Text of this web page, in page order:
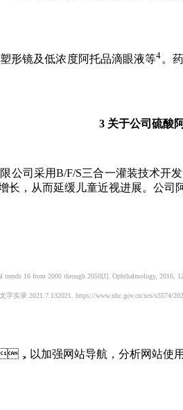
塑形镜及低浓度阿托品滴眼液等4。
3 关于公司硫酸
司采用B/F/S三合一灌装技术开发
增长，从而延缓儿童近视进展
16 from 2000 through 2050[J]. Ophthalmology, 2016,
.2021.7.132021. https://www.nhc.gov.cn/xcs/s3574/
以加强网站导航，分析网站使